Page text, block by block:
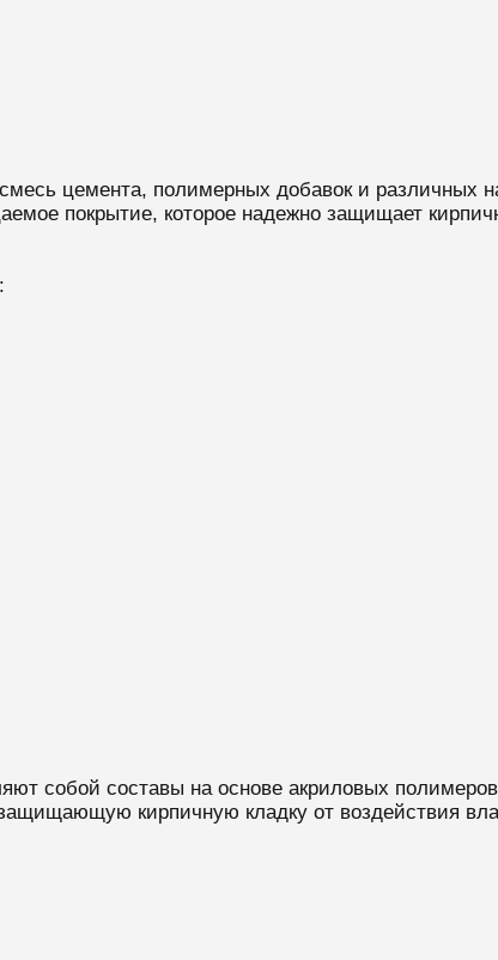
цемента, полимерных добавок и различных
покрытие, которое надежно защищает
собой составы на основе акриловых
кирпичную кладку от воздействия